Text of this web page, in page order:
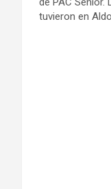
tuvieron en